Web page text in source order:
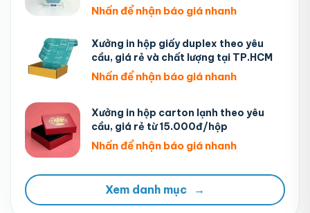
Nhấn để nhận báo giá nhanh
Xưởng in hộp giấy duplex theo yêu
cầu, giá rẻ và chất lượng tại TP.HCM
Nhấn để nhận báo giá nhanh
Xưởng in hộp carton lạnh theo yêu
cầu, giá rẻ từ 15.000đ/hộp
Nhấn để nhận báo giá nhanh
Xem danh mục →